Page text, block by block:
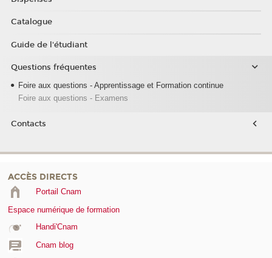
Catalogue
Guide de l'étudiant
Questions fréquentes
Foire aux questions - Apprentissage et Formation continue
Foire aux questions - Examens
Contacts
ACCÈS DIRECTS
Portail Cnam
Espace numérique de formation
Handi'Cnam
Cnam blog